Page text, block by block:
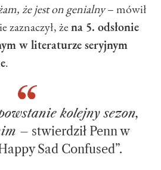
że jest on genialny– mówił
zaznaczył, żena 5. odsłonie
w literaturze seryjnym
.
kolejny sezon,
– stwierdził Penn w
Sad Confused”.